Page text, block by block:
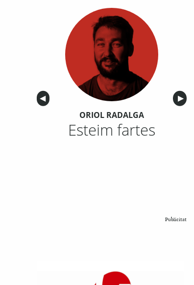
Anterior
◀︎ ▶︎
ORIOL RADALGA
Esteim fartes
Publicitat